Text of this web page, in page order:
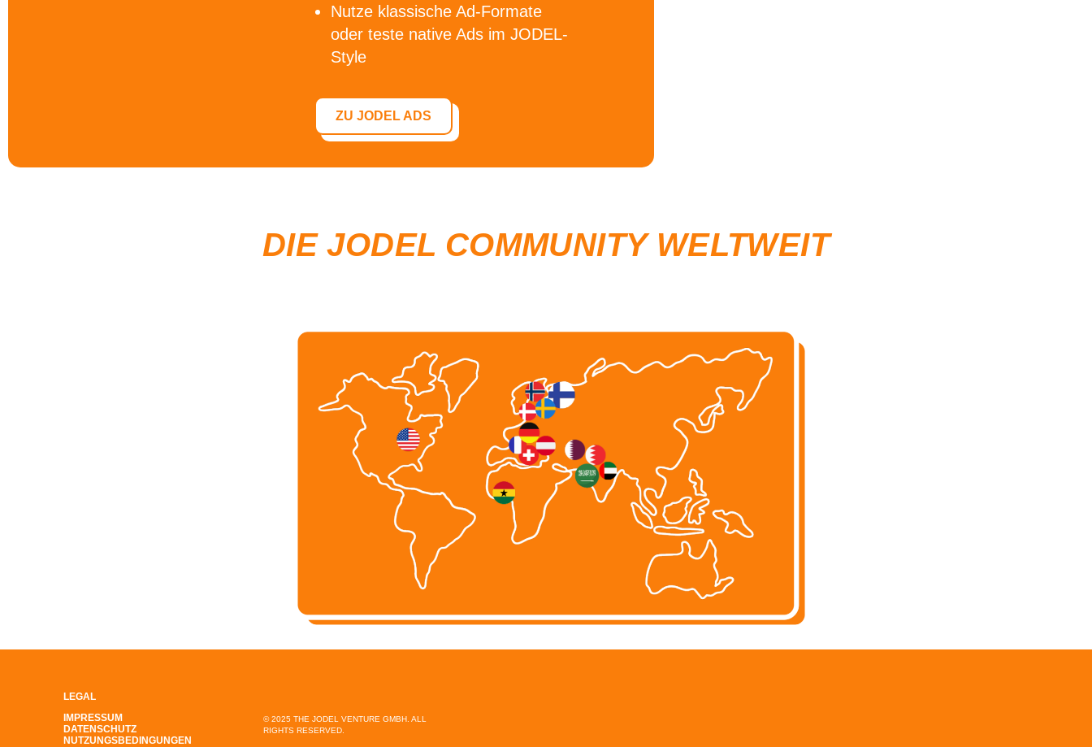
Nutze klassische Ad-Formate
oder teste native Ads im JODEL-
Style
ZU JODEL ADS
DIE JODEL COMMUNITY WELTWEIT
LEGAL
IMPRESSUM
DATENSCHUTZ
NUTZUNGSBEDINGUNGEN
© 2025 THE JODEL VENTURE GMBH. ALL
RIGHTS RESERVED.